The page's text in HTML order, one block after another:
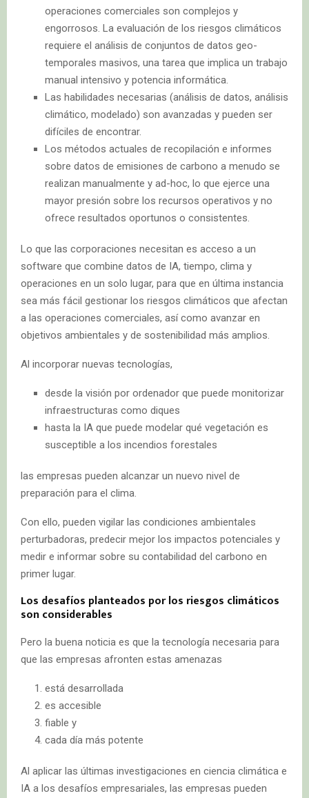
operaciones comerciales son complejos y
engorrosos. La evaluación de los riesgos climáticos
requiere el análisis de conjuntos de datos geo-
temporales masivos, una tarea que implica un trabajo
manual intensivo y potencia informática.
Las habilidades necesarias (análisis de datos, análisis
climático, modelado) son avanzadas y pueden ser
difíciles de encontrar.
Los métodos actuales de recopilación e informes
sobre datos de emisiones de carbono a menudo se
realizan manualmente y ad-hoc, lo que ejerce una
mayor presión sobre los recursos operativos y no
ofrece resultados oportunos o consistentes.
Lo que las corporaciones necesitan es acceso a un
software que combine datos de IA, tiempo, clima y
operaciones en un solo lugar, para que en última instancia
sea más fácil gestionar los riesgos climáticos que afectan
a las operaciones comerciales, así como avanzar en
objetivos ambientales y de sostenibilidad más amplios.
Al incorporar nuevas tecnologías,
desde la visión por ordenador que puede monitorizar
infraestructuras como diques
hasta la IA que puede modelar qué vegetación es
susceptible a los incendios forestales
las empresas pueden alcanzar un nuevo nivel de
preparación para el clima.
Con ello, pueden vigilar las condiciones ambientales
perturbadoras, predecir mejor los impactos potenciales y
medir e informar sobre su contabilidad del carbono en
primer lugar.
Los desafíos planteados por los riesgos climáticos
son considerables
Pero la buena noticia es que la tecnología necesaria para
que las empresas afronten estas amenazas
está desarrollada
es accesible
fiable y
cada día más potente
Al aplicar las últimas investigaciones en ciencia climática e
IA a los desafíos empresariales, las empresas pueden